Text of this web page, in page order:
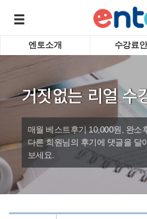
학습도우미 G1
바로가기
엔토소개 수강료
거짓없는 리얼 수
매월 베스트후기 10,000원, 완소
다른 회원님의 후기에 댓글을 달
보세요.